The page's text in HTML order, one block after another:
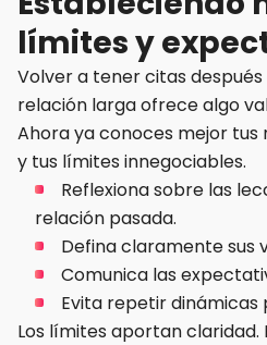
límites y
Volver a tener citas
relación larga ofrece algo
Ahora ya conoces mejor tus
y tus límites innegociables.
Reflexiona sobre las
relación pasada.
Defina claramente sus
Comunica las
Evita repetir dinámicas
Los límites aportan claridad.